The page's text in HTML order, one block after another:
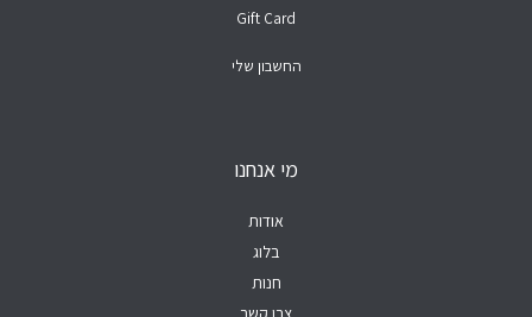
Gift Card
החשבון שלי
מי אנחנו
אודות
בלוג
חנות